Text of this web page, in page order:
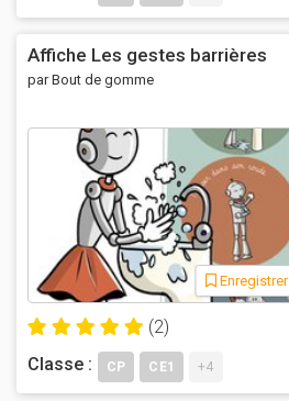
Affiche Les gestes barrières
par Bout de gomme
Enregistrer
(2)
Classe :
CP CE1 +4